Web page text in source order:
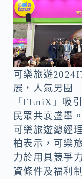
可樂旅遊
展，人氣男團
「FEniX」吸
民眾共襄盛舉。
可樂旅遊總經
柏表示，可樂
力於用具競爭
資條件及福利